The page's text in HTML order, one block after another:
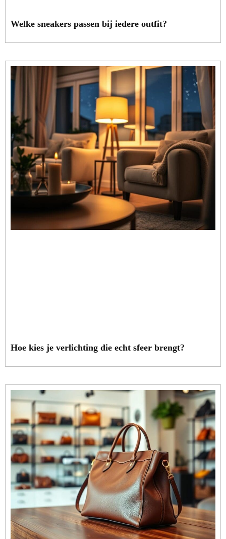
Welke sneakers passen bij iedere outfit?
Hoe kies je verlichting die echt sfeer brengt?